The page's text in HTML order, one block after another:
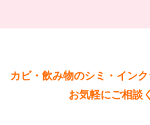
カビ・飲み物のシミ・インク
お気軽にご相談